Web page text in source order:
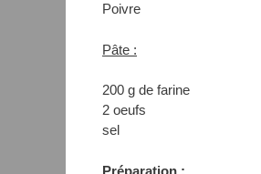
Poivre
Pâte :
200 g de farine
2 oeufs
sel
Préparation :